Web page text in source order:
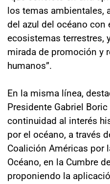
los temas ambientales,
del azul del océano con
ecosistemas terrestres,
mirada de promoción y
humanos”.
En la misma línea,
Presidente Gabriel
continuidad al interés
por el océano, a través
Coalición Américas por
Océano, en la Cumbre
proponiendo la